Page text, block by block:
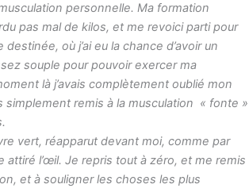
personnelle. Ma formation
pas mal de kilos, et me revoici parti pour
où j’ai eu la chance d’avoir un
souple pour pouvoir exercer ma
là j’avais complètement oublié mon
simplement remis à la musculation « fonte »
vert, réapparut devant moi, comme par
attiré l’œil. Je repris tout à zéro, et me remis
et à souligner les choses les plus